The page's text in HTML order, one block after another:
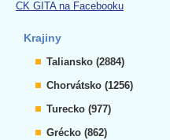
CK GITA na Facebooku
Krajiny
Taliansko (2884)
Chorvátsko (1256)
Turecko (977)
Grécko (862)